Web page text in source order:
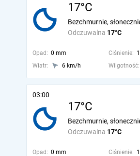
17°C
Odczuwalna 17°C
Bezchmurnie,
Opad: 0 mm Ciśnienie:
Wiatr:
6 km/h Wilgotność:
03:00
17°C
Odczuwalna 17°C
Bezchmurnie,
Opad: 0 mm Ciśnienie: